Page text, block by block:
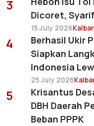
3
Dicoret,
15 July 2026Kalbar
4
Berhasil Ukir
Siapkan
Indonesia
25 July 2026
5
Krisantus
DBH Daerah
Beban PPPK